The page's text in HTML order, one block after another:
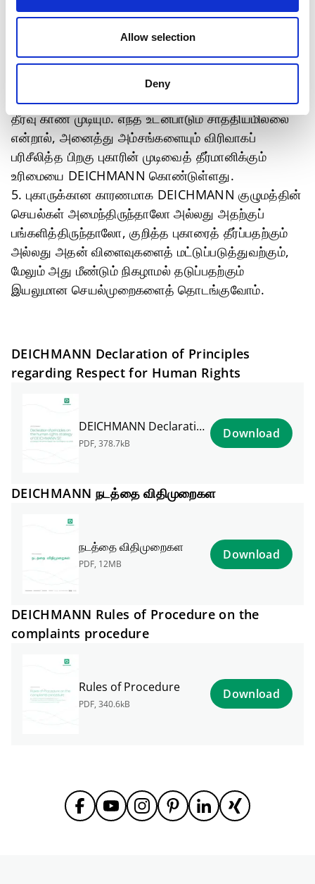
Allow selection
Deny
அல்லது அதை மேற்கொள்ள ஒரு சேவை வழங்குநரை
நியமிக்கும். இந்த ஆய்வுகளுக்கான செலவுகளை
DEICHMANN ஏற்கும்.
4. அதனைத் தொடர்ந்து, புகார் தொடர்பான இரு
தரப்பினரதும் பரஸ்பர உடன்பாட்டின் பேரில் புகாருக்குத்
தீர்வு காண முடியும். எந்த உடன்பாடும் சாத்தியமில்லை
என்றால், அனைத்து அம்சங்களையும் விரிவாகப்
பரிசீலித்த பிறகு புகாரின் முடிவைத் தீர்மானிக்கும்
உரிமையை DEICHMANN கொண்டுள்ளது.
5. புகாருக்கான காரணமாக DEICHMANN குழுமத்தின்
செயல்கள் அமைந்திருந்தாலோ அல்லது அதற்குப்
பங்களித்திருந்தாலோ, குறித்த புகாரைத் தீர்ப்பதற்கும்
அல்லது அதன் விளைவுகளைத் மட்டுப்படுத்துவற்கும்,
மேலும் அது மீண்டும் நிகழாமல் தடுப்பதற்கும்
இயலுமான செயல்முறைகளைத் தொடங்குவோம்.
DEICHMANN Declaration of Principles
regarding Respect for Human Rights
DEICHMANN Declaration of Principles
PDF, 378.7kB
Download
DEICHMANN நடத்தை விதிமுறைகள
நடத்தை விதிமுறைகள
PDF, 12MB
Download
DEICHMANN Rules of Procedure on the
complaints procedure
Rules of Procedure
PDF, 340.6kB
Download